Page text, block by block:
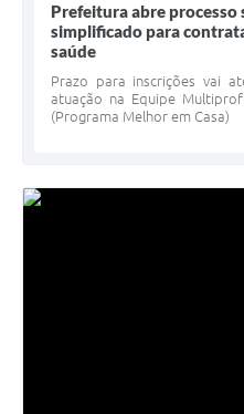
Prefeitura abre processo
simplificado para
saúde
Prazo para inscrições vai
atuação na Equipe
(Programa Melhor em Casa)